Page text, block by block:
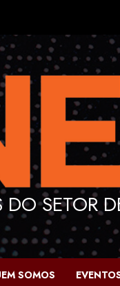
SETOR
SOMOS